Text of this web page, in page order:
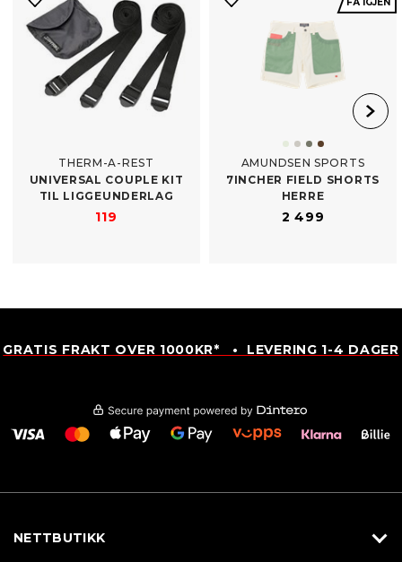
THERM-A-REST
UNIVERSAL COUPLE KIT
TIL LIGGEUNDERLAG
119
AMUNDSEN SPORTS
7INCHER FIELD SHORTS
HERRE
2 499
GRATIS FRAKT OVER 1000KR* • LEVERING 1-4 DAGER
NETTBUTIKK